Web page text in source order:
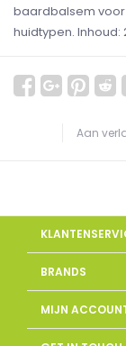
baardbalsem
huidtypen. Inhoud:
Aan
BRANDS
MIJN